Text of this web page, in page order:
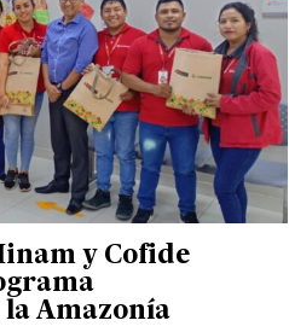
y Cofide
la Amazonía